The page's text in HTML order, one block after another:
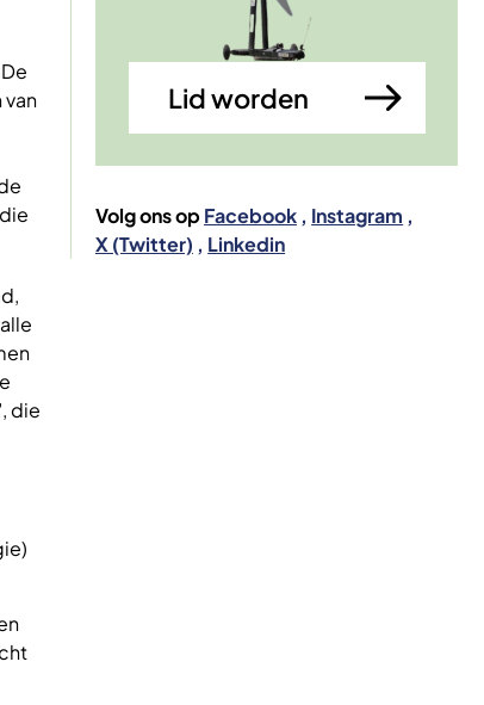
die
Lid worden
Volg ons op Facebook
Instagram
X (Twitter)
Linkedin